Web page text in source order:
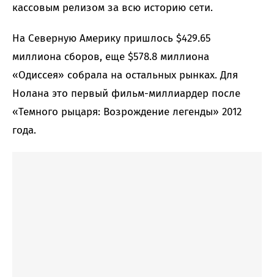
кассовым релизом за всю историю сети.
На Северную Америку пришлось $429.65
миллиона сборов, еще $578.8 миллиона
«Одиссея» собрала на остальных рынках. Для
Нолана это первый фильм-миллиардер после
«Темного рыцаря: Возрождение легенды» 2012
года.